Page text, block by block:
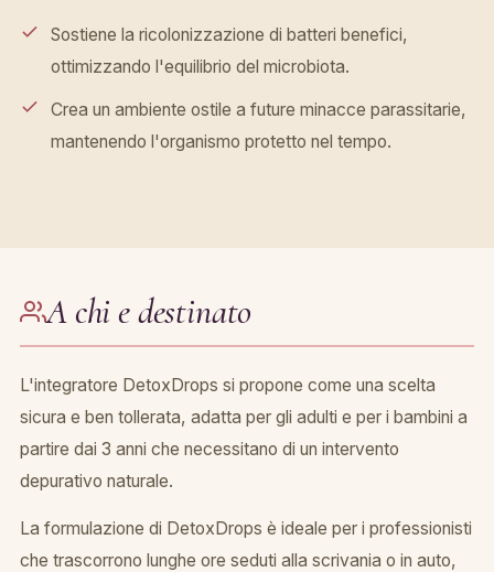
Sostiene la ricolonizzazione di batteri benefici,
ottimizzando l'equilibrio del microbiota.
Crea un ambiente ostile a future minacce parassitarie,
mantenendo l'organismo protetto nel tempo.
A chi e destinato
L'integratore DetoxDrops si propone come una scelta
sicura e ben tollerata, adatta per gli adulti e per i bambini a
partire dai 3 anni che necessitano di un intervento
depurativo naturale.
La formulazione di DetoxDrops è ideale per i professionisti
che trascorrono lunghe ore seduti alla scrivania o in auto,